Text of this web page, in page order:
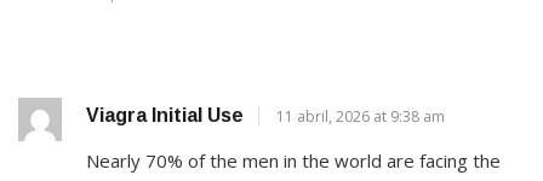
Viagra Initial Use 11 abril, 2026 at 9:38 am
Nearly 70% of the men in the world are facing the